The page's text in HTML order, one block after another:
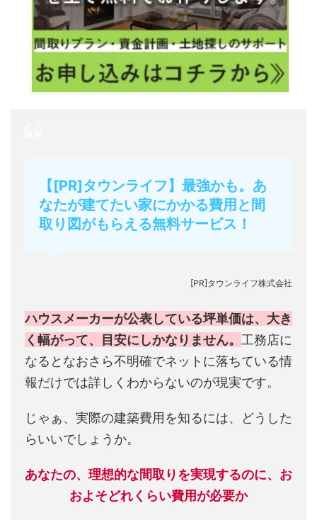
【[PR]タウンライフ】最強かも。あ
なたが建てたい家にかかる費用と間
取り図がもらえる無料サービス！
[PR]タウンライフ株式会社
ハウスメーカーが公表している坪単価は、大き
く幅がって、目安にしかなりません。 工務店に
なるとなおさら不明確でネットに落ちている情
報だけでは詳しくわからないのが現実です。
じゃぁ、実際の建築費用を知るには、どうした
らいいでしょうか。
あなたの、理想的な間取りを実現するのに、お
およそどれくらい費用が必要か